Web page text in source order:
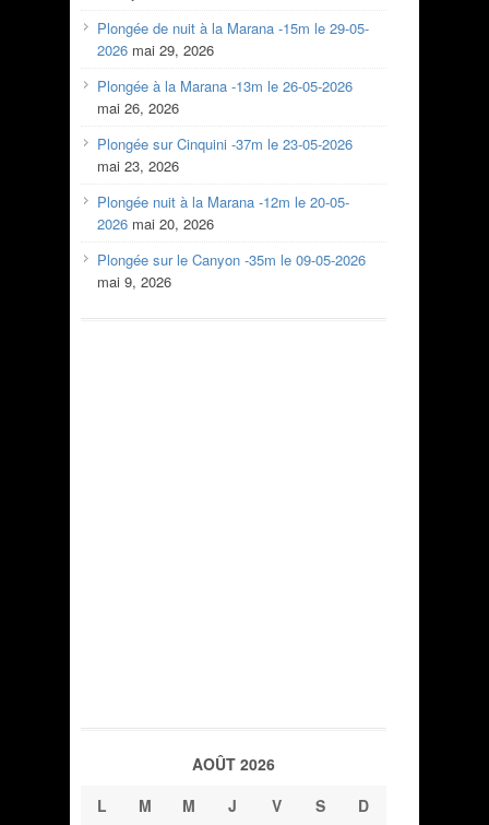
Plongée de nuit à la Marana -15m le 29-05-
2026 mai 29, 2026
Plongée à la Marana -13m le 26-05-2026
mai 26, 2026
Plongée sur Cinquini -37m le 23-05-2026
mai 23, 2026
Plongée nuit à la Marana -12m le 20-05-
2026 mai 20, 2026
Plongée sur le Canyon -35m le 09-05-2026
mai 9, 2026
AOÛT 2026
L
M M J V S D